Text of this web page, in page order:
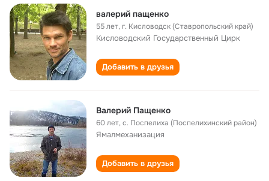
валерий пащенко
55 лет,г. Кисловодск (Ставропольский край)
Кисловодский Государственный Цирк
Добавить в друзья
Валерий Пащенко
60 лет,с. Поспелиха (Поспелихинский район)
Ямалмеханизация
Добавить в друзья